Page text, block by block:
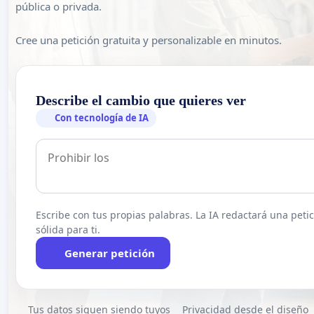
pública o privada.
Cree una petición gratuita y personalizable en minutos.
Describe el cambio que quieres ver
Con tecnología de IA
Escribe con tus propias palabras. La IA redactará una
sólida para ti.
Generar petición
Tus datos siguen siendo tuyos Privacidad desde el diseño